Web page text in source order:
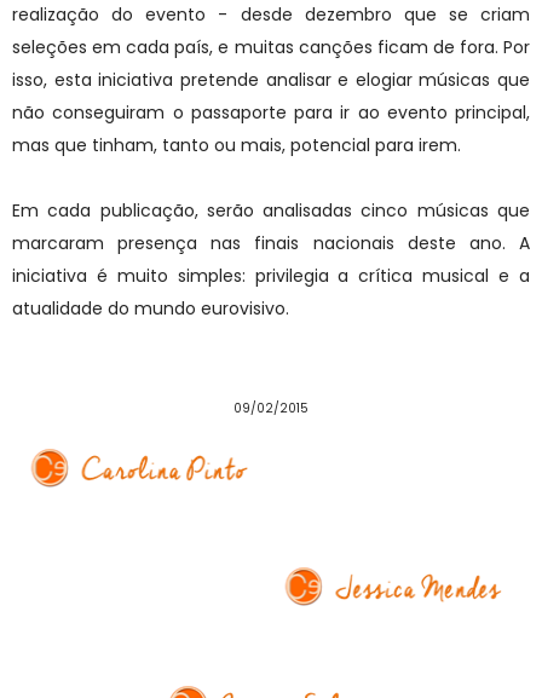
realização do evento - desde dezembro que se criam
seleções em cada país, e muitas canções ficam de fora. Por
isso, esta iniciativa pretende analisar e elogiar músicas que
não conseguiram o passaporte para ir ao evento principal,
mas que tinham, tanto ou mais, potencial para irem.
Em cada publicação, serão analisadas cinco músicas que
marcaram presença nas finais nacionais deste ano. A
iniciativa é muito simples: privilegia a crítica musical e a
atualidade do mundo eurovisivo.
09/02/2015